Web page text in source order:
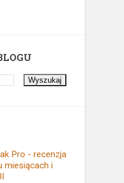
Pro - recenzja
miesiącach i